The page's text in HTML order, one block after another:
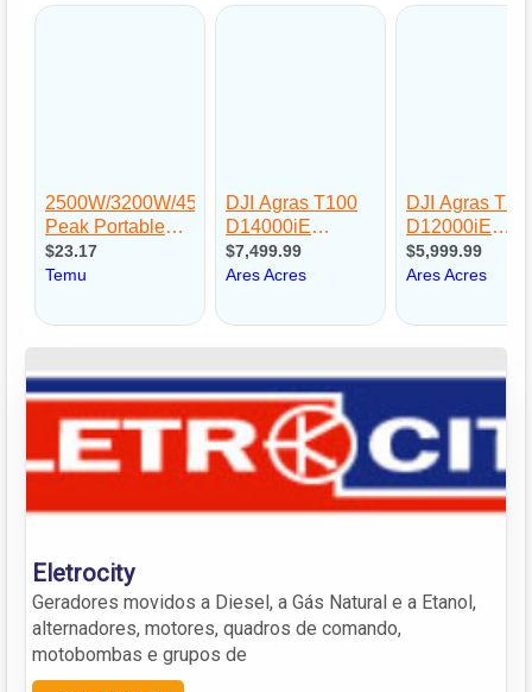
Eletrocity
Geradores movidos a Diesel, a Gás Natural e a Etanol,
alternadores, motores, quadros de comando,
motobombas e grupos de